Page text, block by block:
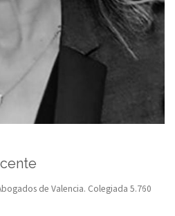
de Valencia. Colegiada 5.760